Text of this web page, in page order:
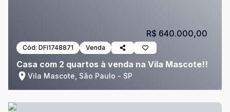
Cód: DFI1748871 Venda
Casa com 2 quartos à venda na Vila Mascote!!
Vila Mascote, São Paulo - SP
R$ 640.000,00